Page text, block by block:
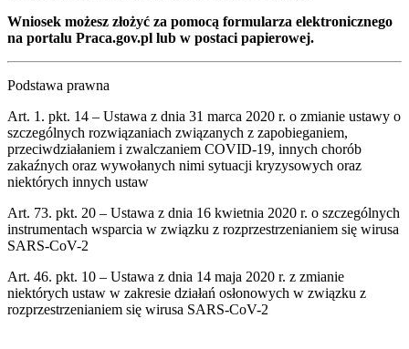
Wniosek możesz złożyć za pomocą formularza elektronicznego
na portalu Praca.gov.pl lub w postaci papierowej.
Podstawa prawna
Art. 1. pkt. 14 – Ustawa z dnia 31 marca 2020 r. o zmianie ustawy o
szczególnych rozwiązaniach związanych z zapobieganiem,
przeciwdziałaniem i zwalczaniem COVID-19, innych chorób
zakaźnych oraz wywołanych nimi sytuacji kryzysowych oraz
niektórych innych ustaw
Art. 73. pkt. 20 – Ustawa z dnia 16 kwietnia 2020 r. o szczególnych
instrumentach wsparcia w związku z rozprzestrzenianiem się wirusa
SARS-CoV-2
Art. 46. pkt. 10 – Ustawa z dnia 14 maja 2020 r. z zmianie
niektórych ustaw w zakresie działań osłonowych w związku z
rozprzestrzenianiem się wirusa SARS-CoV-2